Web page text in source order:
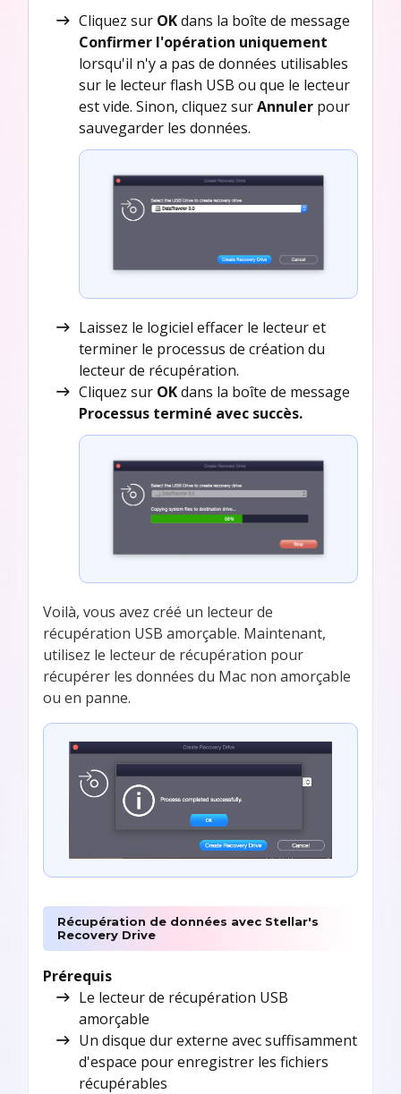
Cliquez sur OKdans la boîte de message
Confirmer l'opération uniquement
lorsqu'il n'y a pas de données utilisables
sur le lecteur flash USB ou que le lecteur
est vide. Sinon, cliquez surAnnuler pour
sauvegarder les données.
Laissez le logiciel effacer le lecteur et
terminer le processus de création du
lecteur de récupération.
Cliquez sur OKdans la boîte de message
Processus terminé avec succès.
Voilà, vous avez créé un lecteur de
récupération USB amorçable. Maintenant,
utilisez le lecteur de récupération pour
récupérer les données du Mac non amorçable
ou en panne.
Récupération de données avec Stellar's
Recovery Drive
Prérequis
Le lecteur de récupération USB
amorçable
Un disque dur externe avec suffisamment
d'espace pour enregistrer les fichiers
récupérables